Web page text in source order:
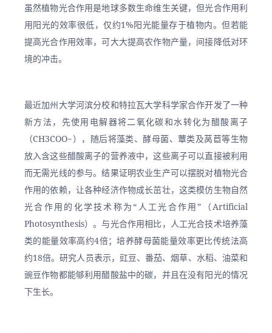
虽然植物光合作用是地球多数生命维生关键，但光合作用利
用阳光的效率很低，仅约1%阳光能量存于植物内。但若能
提高光合作用效率，可大大提高农作物产量，间接降低对环
境的冲击。
最近加州大学河滨分校和特拉瓦大学科学家合作开发了一种
新方法，先使用电解器将二氧化碳和水转化为醋酸离子
（CH3COO−），随后将藻类、酵母菌、蕈类及莴苣等生物
放入含这些醋酸离子的营养液中，这些离子可以直接被利用
而无需光线的参与。结果证明农业生产可以摆脱对植物光合
作用的依赖，让各种经济作物成长茁壮，这类模仿生物自然
光合作用的化学技术称为“人工光合作用”（Artificial
Photosynthesis）。与光合作用相比，人工光合技术培养藻
类的能量效率高约4倍；培养酵母菌能量效率更比传统法高
约18倍。研究人员表示，豇豆、番茄、烟草、水稻、油菜和
豌豆作物都能够利用醋酸盐中的碳，并且在没有阳光的情况
下生长。